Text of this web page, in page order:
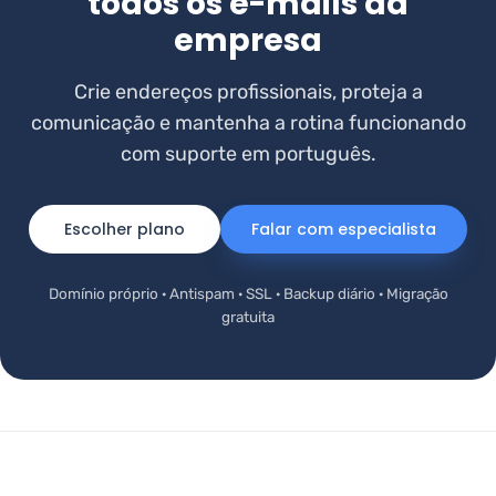
empresa
Crie endereços profissionais, proteja a
comunicação e mantenha a rotina funcionando
com suporte em português.
Escolher plano Falar com especialista
Domínio próprio · Antispam · SSL · Backup diário · Migração
gratuita